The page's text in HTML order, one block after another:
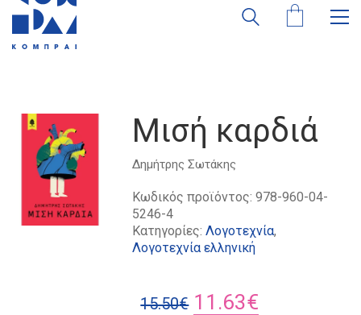
Μισή καρδιά
Δημήτρης Σωτάκης
Κωδικός προϊόντος:978-960-04-
5246-4
Κατηγορίες:Λογοτεχνία,
Λογοτεχνία ελληνική
15.50€ Original
11.63€